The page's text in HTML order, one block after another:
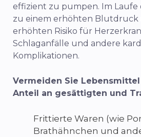
effizient zu pumpen. Im Laufe
zu einem erhöhten Blutdruck
erhöhten Risiko für
Schlaganfälle und andere
Komplikationen.
Vermeiden Sie
Anteil an gesättigten und
Frittierte Waren (wie
Brathähnchen und